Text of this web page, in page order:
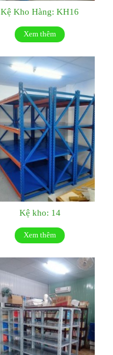
Kệ Kho Hàng: KH16
Xem thêm
Kệ kho: 14
Xem thêm